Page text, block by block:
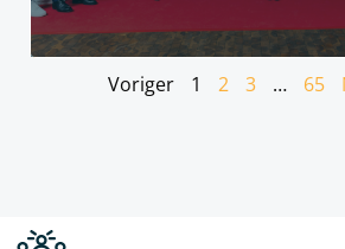
Voriger 1 2 3 … 65